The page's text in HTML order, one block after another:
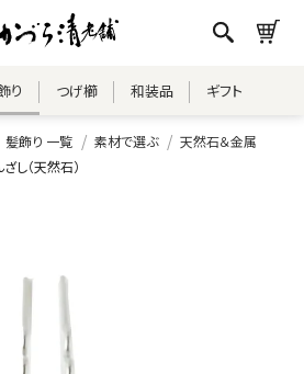
り つげ櫛 和装品 ギフト
髪飾り 一覧 素材で選ぶ
天然石＆金属
（天然石）